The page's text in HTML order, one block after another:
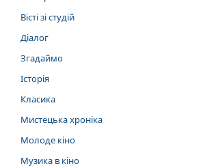
Вісті зі студій
Діалог
Згадаймо
Історія
Класика
Мистецька хроніка
Молоде кіно
Музика в кіно